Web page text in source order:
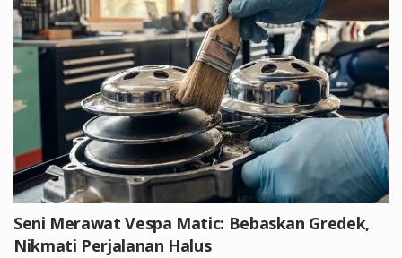
Seni Merawat Vespa Matic: Bebaskan Gredek,
Nikmati Perjalanan Halus